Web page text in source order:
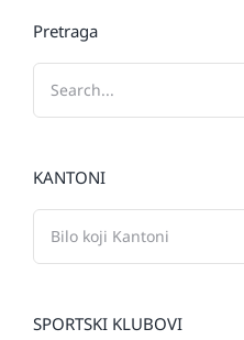
Pretraga
KANTONI
SPORTSKI KLUBOVI